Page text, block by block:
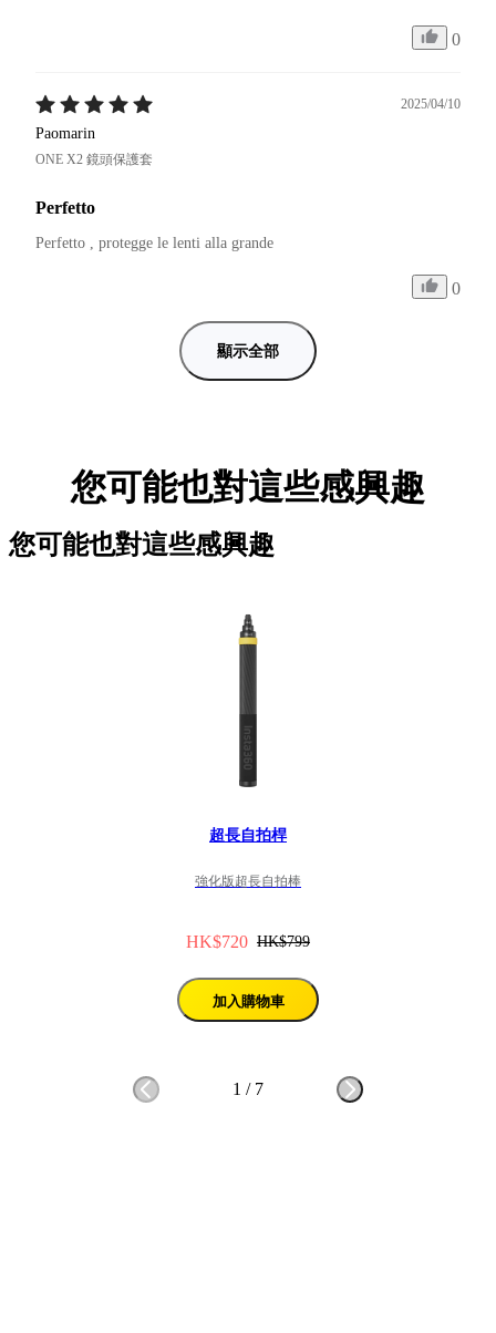
0
2025/04/10
Paomarin
ONE X2 鏡頭保護套
Perfetto
Perfetto , protegge le lenti alla grande
0
顯示全部
您可能也對這些感興趣
您可能也對這些感興趣
超長自拍桿
強化版超長自拍棒
HK$720 HK$799
加入購物車
1 / 7